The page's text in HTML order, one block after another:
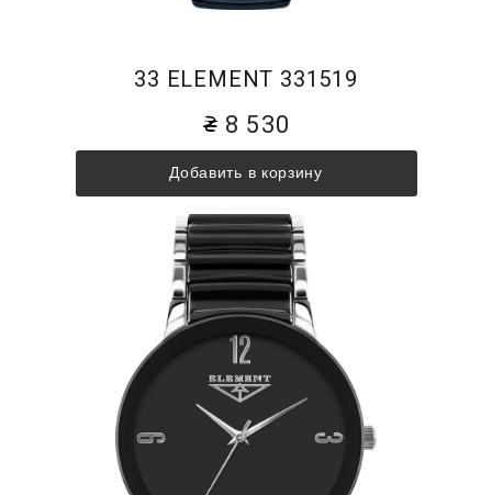
33 ELEMENT 331519
8 530
Добавить в корзину